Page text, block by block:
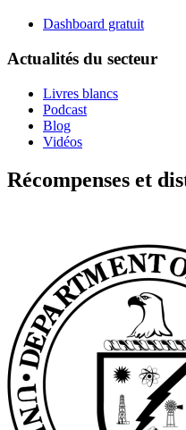
Dashboard gratuit
Actualités du secteur
Livres blancs
Podcast
Blog
Vidéos
Récompenses et